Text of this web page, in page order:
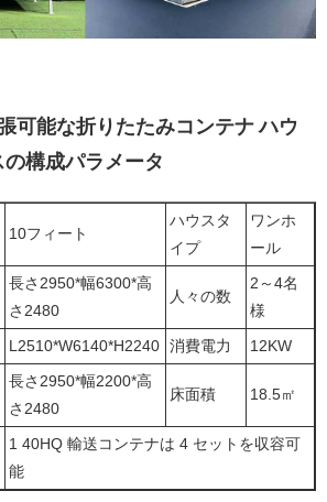
可能な折りたたみコンテナ ハウ
の構成パラメータ
10フィート
ハウスタ
イプ
ワンホ
ール
長さ2950*幅6300*高
さ2480
人々の数
2～4名
様
L2510*W6140*H2240 消費電力
12KW
長さ2950*幅2200*高
さ2480
床面積 18.5㎡
1 40HQ 輸送コンテナは 4 セットを収容可
能